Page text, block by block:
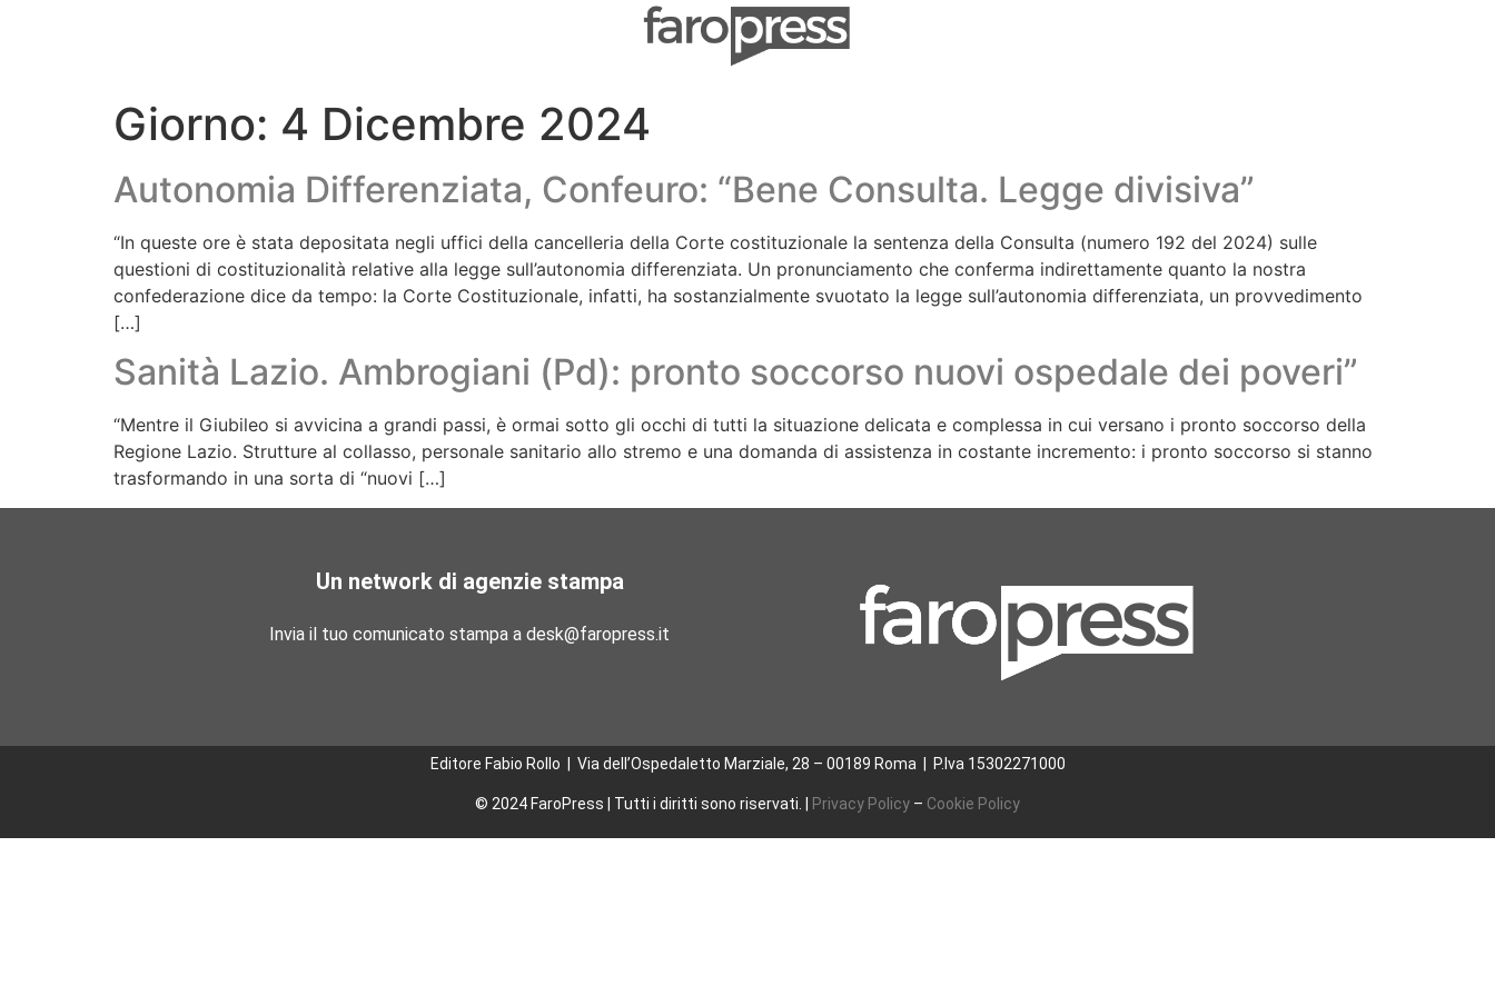
Giorno: 4 Dicembre 2024
Autonomia Differenziata, Confeuro: “Bene Consulta. Legge divisiva”
“In queste ore è stata depositata negli uffici della cancelleria della Corte costituzionale la sentenza della Consulta (numero 192 del 2024) sulle
questioni di costituzionalità relative alla legge sull’autonomia differenziata. Un pronunciamento che conferma indirettamente quanto la nostra
confederazione dice da tempo: la Corte Costituzionale, infatti, ha sostanzialmente svuotato la legge sull’autonomia differenziata, un provvedimento
[…]
Sanità Lazio. Ambrogiani (Pd): pronto soccorso nuovi ospedale dei poveri”
“Mentre il Giubileo si avvicina a grandi passi, è ormai sotto gli occhi di tutti la situazione delicata e complessa in cui versano i pronto soccorso della
Regione Lazio. Strutture al collasso, personale sanitario allo stremo e una domanda di assistenza in costante incremento: i pronto soccorso si stanno
trasformando in una sorta di “nuovi […]
Un network di agenzie stampa
Invia il tuo comunicato stampa a desk@faropress.it
Editore Fabio Rollo | Via dell’Ospedaletto Marziale, 28 – 00189 Roma P.Iva 15302271000
© 2024 FaroPress | Tutti i diritti sono riservati. | Privacy Policy – Cookie Policy